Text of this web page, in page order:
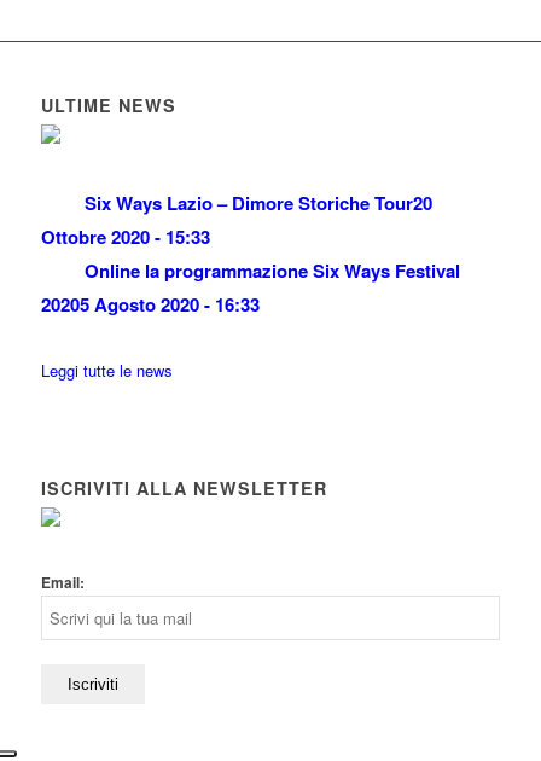
ULTIME NEWS
Six Ways Lazio – Dimore Storiche Tour20
Ottobre 2020 - 15:33
Online la programmazione Six Ways Festival
20205 Agosto 2020 - 16:33
Leggi tutte le news
ISCRIVITI ALLA NEWSLETTER
Email: